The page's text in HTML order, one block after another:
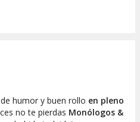
humor y buen rollo en pleno
no te pierdas Monólogos &